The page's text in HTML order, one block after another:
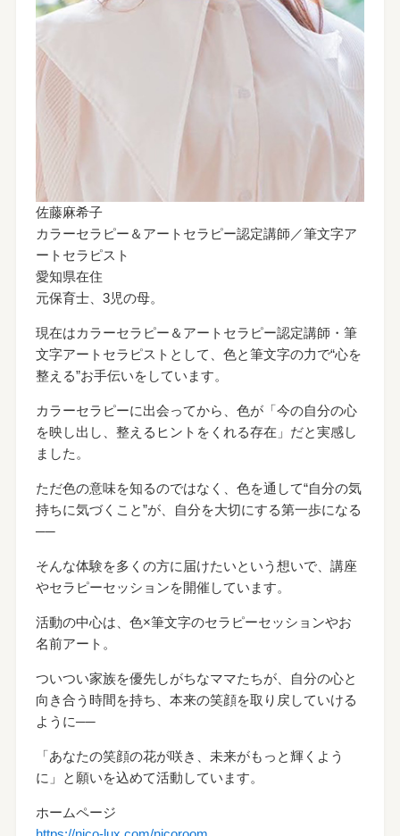
佐藤麻希子
カラーセラピー＆アートセラピー認定講師／筆文字ア
ートセラピスト
愛知県在住
元保育士、3児の母。
現在はカラーセラピー＆アートセラピー認定講師・筆
文字アートセラピストとして、色と筆文字の力で“心を
整える”お手伝いをしています。
カラーセラピーに出会ってから、色が「今の自分の心
を映し出し、整えるヒントをくれる存在」だと実感し
ました。
ただ色の意味を知るのではなく、色を通して“自分の気
持ちに気づくこと”が、自分を大切にする第一歩になる
──
そんな体験を多くの方に届けたいという想いで、講座
やセラピーセッションを開催しています。
活動の中心は、色×筆文字のセラピーセッションやお
名前アート。
ついつい家族を優先しがちなママたちが、自分の心と
向き合う時間を持ち、本来の笑顔を取り戻していける
ように──
「あなたの笑顔の花が咲き、未来がもっと輝くよう
に」と願いを込めて活動しています。
ホームページ